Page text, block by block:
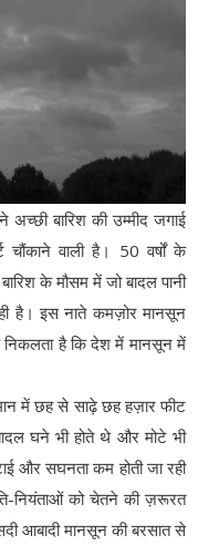
अच्छी बारिश की उम्मीद जगाई
चौंकाने वाली है। 50 वर्षों के
के मौसम में जो बादल पानी
है। इस नाते कमज़ोर मानसून
है कि देश में मानसून में
में छह से साढ़े छह हज़ार फीट
घने भी होते थे और मोटे भी
और सघनता कम होती जा रही
नियंताओं को चेतने की ज़रूरत
आबादी मानसून की बरसात से